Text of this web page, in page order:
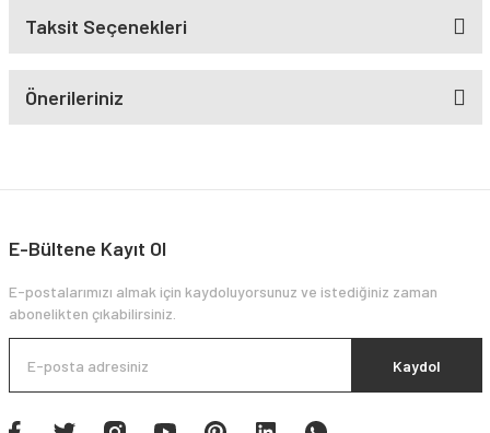
Taksit Seçenekleri
Önerileriniz
E-Bültene Kayıt Ol
E-postalarımızı almak için kaydoluyorsunuz ve istediğiniz zaman
abonelikten çıkabilirsiniz.
Kaydol